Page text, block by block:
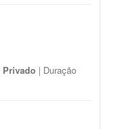
Privado | Duração